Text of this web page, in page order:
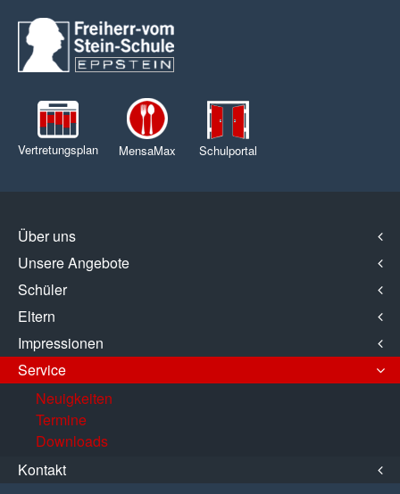
Vertretungsplan MensaMax Schulportal
Über uns
Unsere Angebote
Schüler
Eltern
Impressionen
Service
Neuigkeiten
Termine
Downloads
Kontakt